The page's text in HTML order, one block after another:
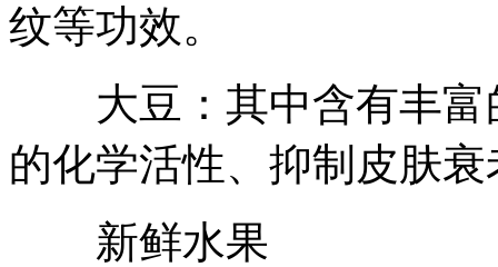
纹等功效。
大豆：其中含有丰富
的化学活性、抑制皮肤
新鲜水果